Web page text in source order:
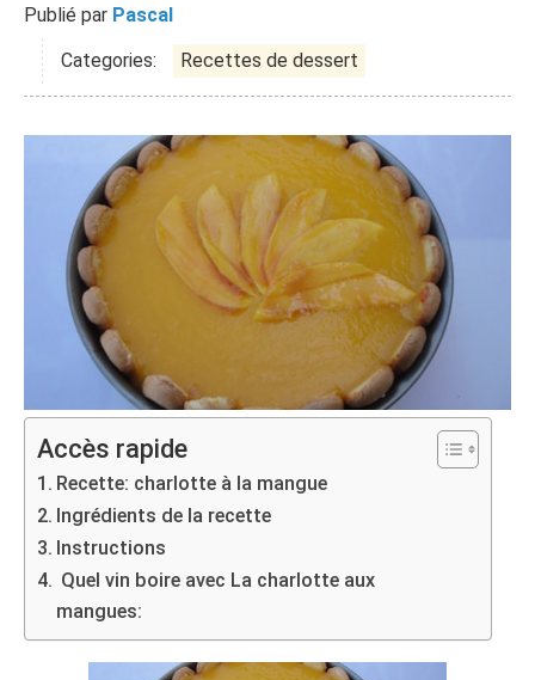
Publié par Pascal
Categories:
Recettes de dessert
Accès rapide
Recette: charlotte à la mangue
Ingrédients de la recette
Instructions
Quel vin boire avec La charlotte aux
mangues: